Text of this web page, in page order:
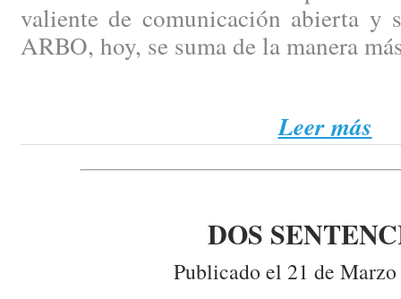
valiente de comunicación abierta y
ARBO, hoy, se suma de la manera
Leer más
DOS
Publicado el 21 de